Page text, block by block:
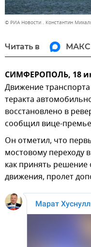
© РИА Новости . Константин
Читать в МАКС
СИМФЕРОПОЛЬ, 18
Движение
теракта
восстановлено в
сообщил вице-
Он отметил, что
мостовому переходу
как принять
движения, пролет